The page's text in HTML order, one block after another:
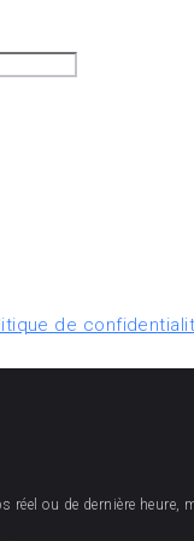
de
ou de dernière